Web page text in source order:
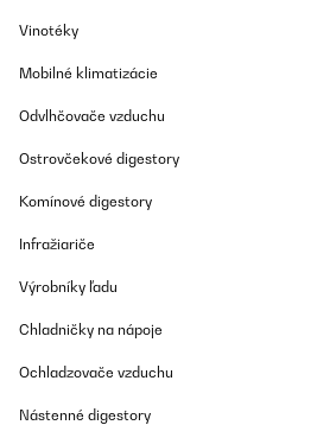
Vinotéky
Mobilné klimatizácie
Odvlhčovače vzduchu
Ostrovčekové digestory
Komínové digestory
Infražiariče
Výrobníky ľadu
Chladničky na nápoje
Ochladzovače vzduchu
Nástenné digestory